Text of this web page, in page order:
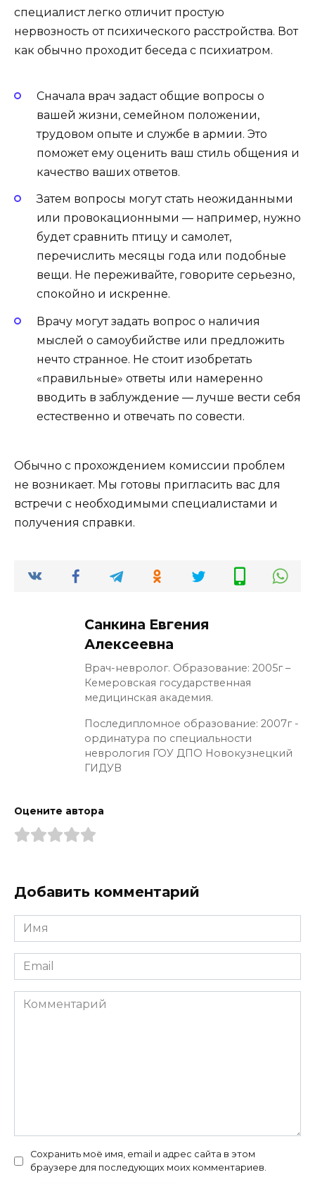
специалист легко отличит простую
нервозность от психического расстройства. Вот
как обычно проходит беседа с психиатром.
Сначала врач задаст общие вопросы о
вашей жизни, семейном положении,
трудовом опыте и службе в армии. Это
поможет ему оценить ваш стиль общения и
качество ваших ответов.
Затем вопросы могут стать неожиданными
или провокационными — например, нужно
будет сравнить птицу и самолет,
перечислить месяцы года или подобные
вещи. Не переживайте, говорите серьезно,
спокойно и искренне.
Врачу могут задать вопрос о наличия
мыслей о самоубийстве или предложить
нечто странное. Не стоит изобретать
«правильные» ответы или намеренно
вводить в заблуждение — лучше вести себя
естественно и отвечать по совести.
Обычно с прохождением комиссии проблем
не возникает. Мы готовы пригласить вас для
встречи с необходимыми специалистами и
получения справки.
Санкина Евгения
Алексеевна
Врач-невролог. Образование: 2005г –
Кемеровская государственная
медицинская академия.
Последипломное образование: 2007г -
ординатура по специальности
неврология ГОУ ДПО Новокузнецкий
ГИДУВ
Оцените автора
Добавить комментарий
Имя
*
Email
*
Комментарий
Сохранить моё имя, email и адрес сайта в этом
браузере для последующих моих комментариев.